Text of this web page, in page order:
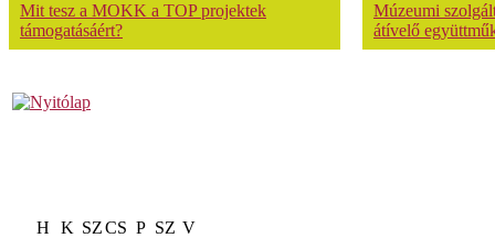
Mit tesz a MOKK a TOP projektek
támogatásáért?
Múzeumi
átívelő
H K SZCS P SZ V